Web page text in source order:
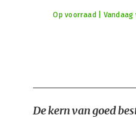
Op voorraad | Vandaag
De kern van goed